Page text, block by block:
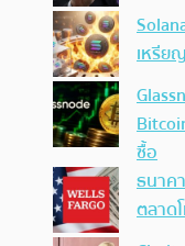
เหรีย
ซื้อ
ธนาค
ตลาด